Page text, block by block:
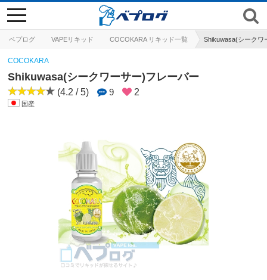
ベプログ VAPEリキッド COCOKARA リキッド一覧 Shikuwasa(シークワ
toggle
navigation
COCOKARA
Shikuwasa(シークワーサー)フレーバー
(4.2 / 5) 9 2
国産